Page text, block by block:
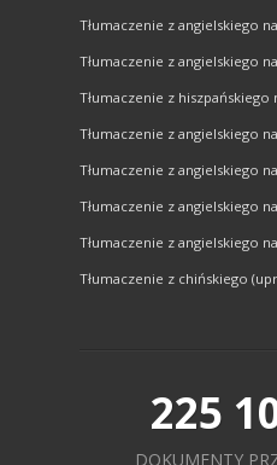
Tłumaczenie z angielskiego
Tłumaczenie z angielskiego
Tłumaczenie z hiszpańskiego
Tłumaczenie z angielskiego
Tłumaczenie z angielskiego
Tłumaczenie z angielskiego
Tłumaczenie z angielskiego
Tłumaczenie z chińskiego
225
DOKUMENTY